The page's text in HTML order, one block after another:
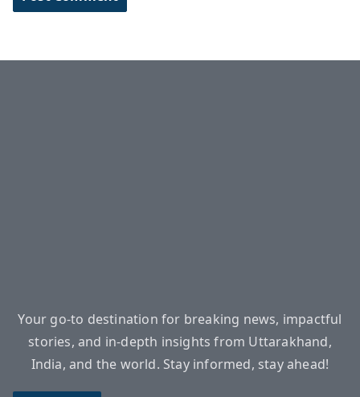
Your go-to destination for breaking news, impactful
stories, and in-depth insights from Uttarakhand,
India, and the world. Stay informed, stay ahead!